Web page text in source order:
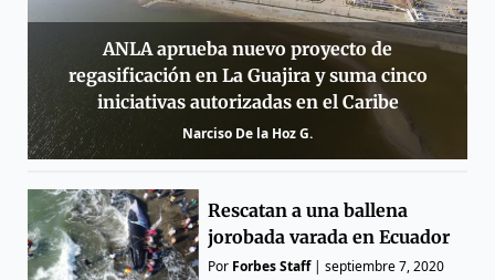
ANLA aprueba nuevo proyecto de
regasificación en La Guajira y suma cinco
iniciativas autorizadas en el Caribe
Narciso De la Hoz G.
Rescatan a una ballena
jorobada varada en Ecuador
Por Forbes Staff|septiembre 7, 2020